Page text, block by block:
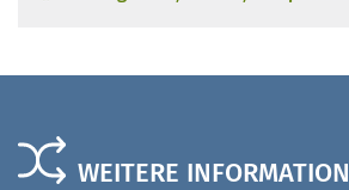
WEITERE